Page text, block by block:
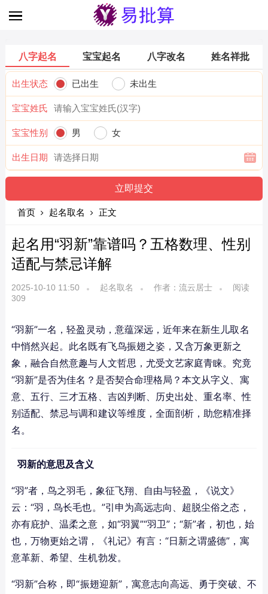
八字起名 宝宝起名 八字改名 姓名祥批
出生状态 已出生 未出生
宝宝姓氏
宝宝性别 男 女
出生日期
首页 起名取名 正文
起名用“羽新”靠谱吗？五格数理、性别
适配与禁忌详解
2025-10-10 11:50 起名取名 作者：流云居士
阅读
309
“羽新”一名，轻盈灵动，意蕴深远，近年来在新生儿取名
中悄然兴起。此名既有飞鸟振翅之姿，又含万象更新之
象，融合自然意趣与人文哲思，尤受文艺家庭青睐。究竟
“羽新”是否为佳名？是否契合命理格局？本文从字义、寓
意、五行、三才五格、吉凶判断、历史出处、重名率、性
别适配、禁忌与调和建议等维度，全面剖析，助您精准择
名。
羽新的意思及含义
“羽”者，鸟之羽毛，象征飞翔、自由与轻盈，《说文》
云：“羽，鸟长毛也。”引申为高远志向、超脱尘俗之态，
亦有庇护、温柔之意，如“羽翼”“羽卫”；“新”者，初也，始
也，万物更始之谓，《礼记》有言：“日新之谓盛德”，寓
意革新、希望、生机勃发。
“羽新”合称，即“振翅迎新”，寓意志向高远、勇于突破、不